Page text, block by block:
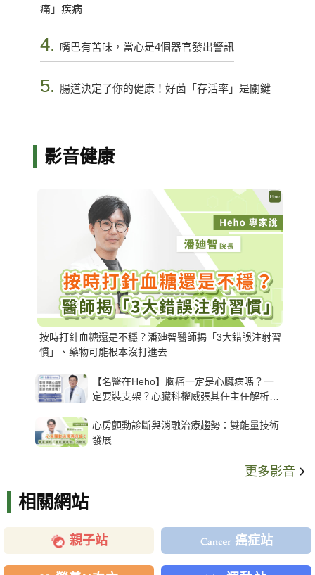
痛」疾病
4. 嘴巴有苦味，當心是4個器官發出警訊
5. 腸道決定了你的健康！好菌「存活率」是關鍵
影音健康
按時打針血糖還是不穩？潘廸智醫師揭「3大錯誤注射習
慣」、藥物可能根本沒打進去
【名醫在Heho】胸痛一定是心臟病嗎？一
定要裝支架？心臟科權威張其任主任解析支
心房顫動診斷與消融治療趨勢：雙能量技術
發展
更多影音
相關網站
親子站 癌症站